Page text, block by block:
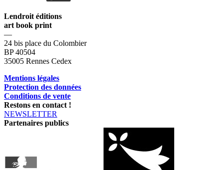
Lendroit éditions
art book print
—
24 bis place du Colombier
BP 40504
35005 Rennes Cedex
Mentions légales
Protection des données
Conditions de vente
Restons en contact !
NEWSLETTER
Partenaires publics